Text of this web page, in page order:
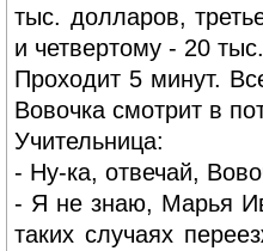
тыс. долларов,
и четвертому - 20
Проходит 5 минут.
Вовочка смотрит в
Учительница:
- Ну-ка, отвечай,
- Я не знаю, Марья
таких случаях